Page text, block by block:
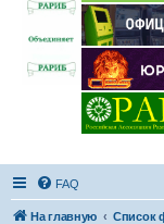
FAQ
На главную Список